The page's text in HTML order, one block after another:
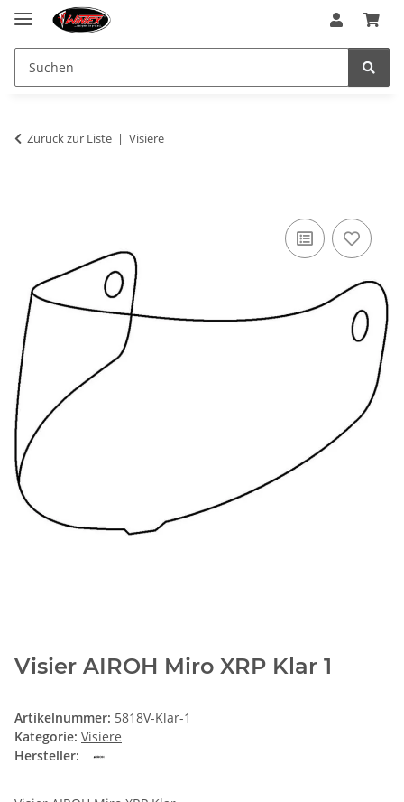
Zurück zur Liste Visiere
Visier AIROH Miro XRP Klar 1
Artikelnummer: 5818V-Klar-1
Kategorie: Visiere
Hersteller: